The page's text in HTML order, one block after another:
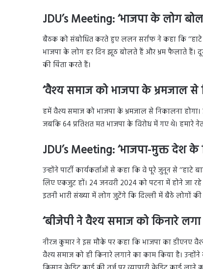
JDU’s Meeting: ‘भाजपा के लोग
बैठक को संबोधित करते हुए ललन सर्राफ ने कहा कि ‘‘हाटे
भाजपा के लोग हर दिन झूठ बोलते हैं और भ्रम फैलाते हैं।
की चिंता करते हैं।
‘वैश्य समाज को भाजपा के भ्रमजाल से
हमें वैश्य समाज को भाजपा के भ्रमजाल से निकालना
जबकि 64 प्रतिशत मत भाजपा के विरोध में गए थे। हमारे
JDU’s Meeting: ‘भाजपा-मुक्त देश
उन्होंने पार्टी कार्यकर्ताओं से कहा कि वे पूरे जुनून से
लिए एकजुट हों। 24 जनवरी 2024 को पटना में होने जा
इतनी भारी संख्या में लोग जुटेंगे कि दिल्ली में बैठे लोगों की
‘बीजेपी ने वैश्य समाज को किनारे लगा
नीरज कुमार ने इस मौके पर कहा कि भाजपा का डीएनए
वैश्य समाज को ही किनारे लगाने का काम किया है। उन्होंने